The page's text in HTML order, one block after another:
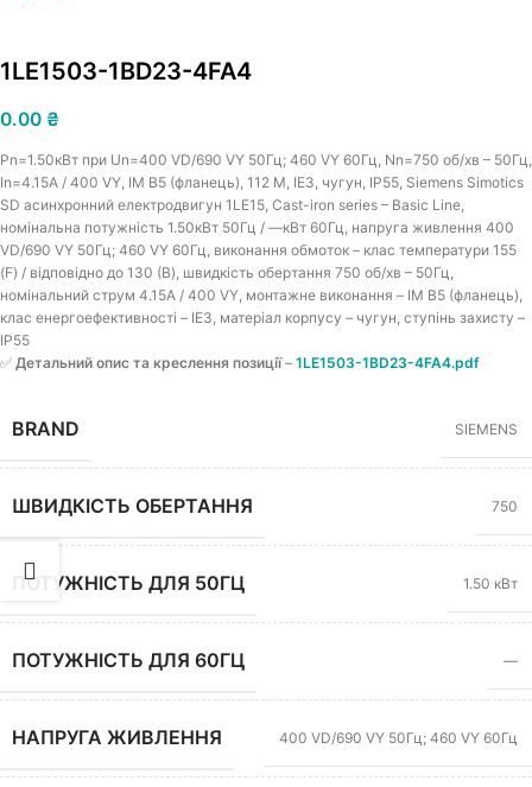
1LE1503-1BD23-4FA4
0.00 ₴
Pn=1.50кВт при Un=400 VD/690 VY 50Гц; 460 VY 60Гц, Nn=750 об/хв – 50Гц,
In=4.15A / 400 VY, IM B5 (фланець), 112 M, IE3, чугун, IP55, Siemens Simotics
SD асинхронний електродвигун 1LE15, Cast-iron series – Basic Line,
номінальна потужність 1.50кВт 50Гц / —кВт 60Гц, напруга живлення 400
VD/690 VY 50Гц; 460 VY 60Гц, виконання обмоток – клас температури 155
(F) / відповідно до 130 (B), швидкість обертання 750 об/хв – 50Гц,
номінальний струм 4.15A / 400 VY, монтажне виконання – IM B5 (фланець),
клас енергоефективності – IE3, матеріал корпусу – чугун, ступінь захисту –
IP55
✅ Детальний опис та креслення позиції– 1LE1503-1BD23-4FA4.pdf
BRAND SIEMENS
ШВИДКІСТЬ ОБЕРТАННЯ 750
ПОТУЖНІСТЬ ДЛЯ 50ГЦ 1.50 кВт
ПОТУЖНІСТЬ ДЛЯ 60ГЦ —
НАПРУГА ЖИВЛЕННЯ 400 VD/690 VY 50Гц; 460 VY 60Гц